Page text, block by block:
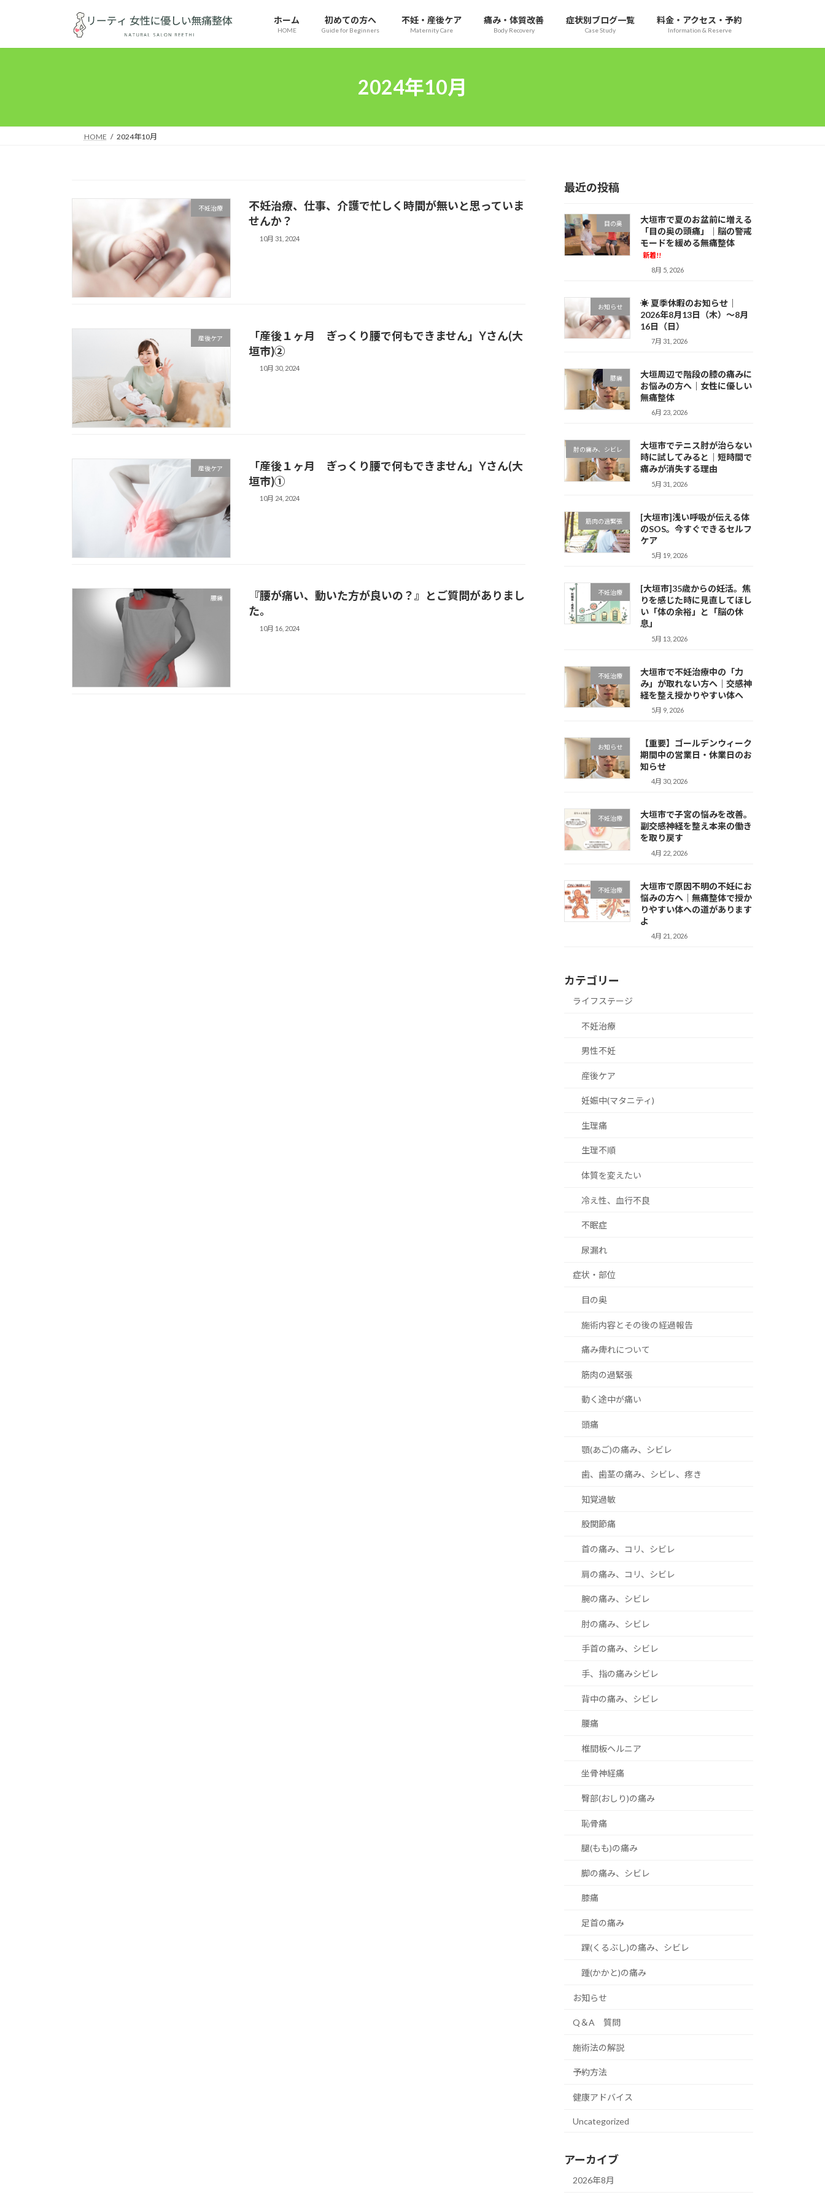
ン
ッ
ー
移
ホーム
HOME
初めての方へ
Guide for Beginners
不妊・産後ケア
Maternity Care
痛み・体質改善
Body Recovery
症状別ブログ一覧
Case Study
料金・アクセス・予約
Information & Reserve
2024年10月
HOME 2024年10月
不妊治療
不妊治療、仕事、介護で忙しく時間が無いと思っていま
せんか？
10月 31, 2024
産後ケア
「産後１ヶ月 ぎっくり腰で何もできません」Yさん(大
垣市)②
10月 30, 2024
産後ケア
「産後１ヶ月 ぎっくり腰で何もできません」Yさん(大
垣市)①
10月 24, 2024
腰痛
『腰が痛い、動いた方が良いの？』とご質問がありまし
た。
10月 16, 2024
最近の投稿
目の奥
大垣市で夏のお盆前に増える
「目の奥の頭痛」｜脳の警戒
モードを緩める無痛整体
新着!!
8月 5, 2026
お知らせ
☀ 夏季休暇のお知らせ｜
2026年8月13日（木）～8月
16日（日）
7月 31, 2026
膝痛
大垣周辺で階段の膝の痛みに
お悩みの方へ｜女性に優しい
無痛整体
6月 23, 2026
肘の痛み、シビレ
大垣市でテニス肘が治らない
時に試してみると｜短時間で
痛みが消失する理由
5月 31, 2026
筋肉の過緊張
[大垣市]浅い呼吸が伝える体
のSOS。今すぐできるセルフ
ケア
5月 19, 2026
不妊治療
[大垣市]35歳からの妊活。焦
りを感じた時に見直してほし
い「体の余裕」と「脳の休
息」
5月 13, 2026
不妊治療
大垣市で不妊治療中の「力
み」が取れない方へ｜交感神
経を整え授かりやすい体へ
5月 9, 2026
お知らせ
【重要】ゴールデンウィーク
期間中の営業日・休業日のお
知らせ
4月 30, 2026
不妊治療
大垣市で子宮の悩みを改善。
副交感神経を整え本来の働き
を取り戻す
4月 22, 2026
不妊治療
大垣市で原因不明の不妊にお
悩みの方へ｜無痛整体で授か
りやすい体への道があります
よ
4月 21, 2026
カテゴリー
ライフステージ
不妊治療
男性不妊
産後ケア
妊娠中(マタニティ)
生理痛
生理不順
体質を変えたい
冷え性、血行不良
不眠症
尿漏れ
症状・部位
目の奥
施術内容とその後の経過報告
痛み痺れについて
筋肉の過緊張
動く途中が痛い
頭痛
顎(あご)の痛み、シビレ
歯、歯茎の痛み、シビレ、疼き
知覚過敏
股関節痛
首の痛み、コリ、シビレ
肩の痛み、コリ、シビレ
腕の痛み、シビレ
肘の痛み、シビレ
手首の痛み、シビレ
手、指の痛みシビレ
背中の痛み、シビレ
腰痛
椎間板ヘルニア
坐骨神経痛
臀部(おしり)の痛み
恥骨痛
腿(もも)の痛み
脚の痛み、シビレ
膝痛
足首の痛み
踝(くるぶし)の痛み、シビレ
踵(かかと)の痛み
お知らせ
Q＆A 質問
施術法の解説
予約方法
健康アドバイス
Uncategorized
アーカイブ
2026年8月